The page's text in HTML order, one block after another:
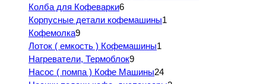
Колба для Кофеварки6
Корпусные детали кофемашины1
Кофемолка9
Лоток ( емкость ) Кофемашины1
Нагреватели, Термоблок9
Насос ( помпа ) Кофе Машины24